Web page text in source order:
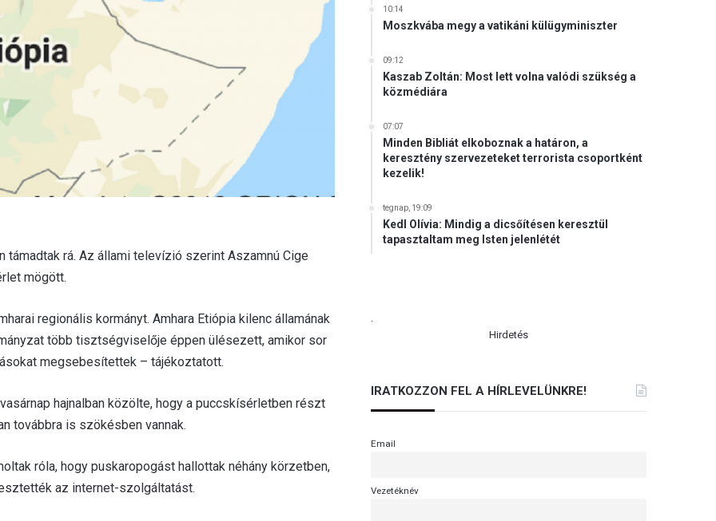
támadtak rá. Az állami televízió szerint Aszamnú Cige
mögött.
regionális kormányt. Amhara Etiópia kilenc államának
több tisztségviselője éppen ülésezett, amikor sor
megsebesítettek – tájékoztatott.
hajnalban közölte, hogy a puccskísérletben részt
továbbra is szökésben vannak.
róla, hogy puskaropogást hallottak néhány körzetben,
az internet-szolgáltatást.
10:14
Moszkvába megy a vatikáni külügyminiszter
09:12
Kaszab Zoltán: Most lett volna valódi szükség a
közmédiára
07:07
Minden Bibliát elkoboznak a határon, a
keresztény szervezeteket terrorista csoportként
kezelik!
tegnap, 19:09
Kedl Olívia: Mindig a dicsőítésen keresztül
tapasztaltam meg Isten jelenlétét
.
Hirdetés
IRATKOZZON FEL A HÍRLEVELÜNKRE!
Email
Vezetéknév